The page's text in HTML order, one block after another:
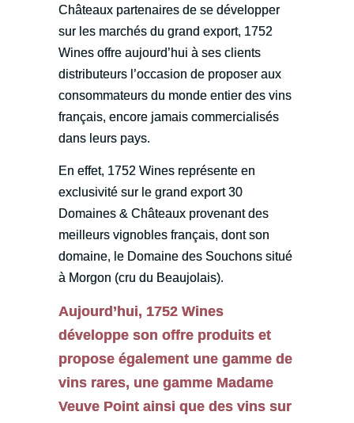
Châteaux partenaires de se développer
sur les marchés du grand export, 1752
Wines offre aujourd’hui à ses clients
distributeurs l’occasion de proposer aux
consommateurs du monde entier des vins
français, encore jamais commercialisés
dans leurs pays.
En effet, 1752 Wines représente en
exclusivité sur le grand export 30
Domaines & Châteaux provenant des
meilleurs vignobles français, dont son
domaine, le Domaine des Souchons situé
à Morgon (cru du Beaujolais).
Aujourd’hui, 1752 Wines
développe son offre produits et
propose également une gamme de
vins rares, une gamme Madame
Veuve Point ainsi que des vins sur